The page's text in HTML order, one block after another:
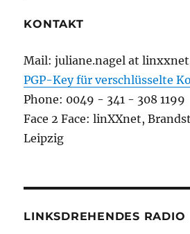
KONTAKT
Mail: juliane.nagel at
PGP-Key für verschlüsselte
Phone: 0049 - 341 - 308 1199
Face 2 Face: linXXnet,
Leipzig
LINKSDREHENDES RADIO